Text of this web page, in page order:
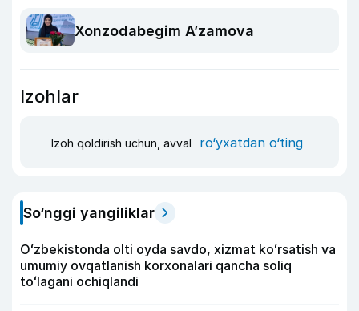
Xonzodabegim A’zamova
Izohlar
Izoh qoldirish uchun, avval ro‘yxatdan o‘ting
So‘nggi yangiliklar
Oʻzbekistonda olti oyda savdo, xizmat koʻrsatish va
umumiy ovqatlanish korxonalari qancha soliq
toʻlagani ochiqlandi